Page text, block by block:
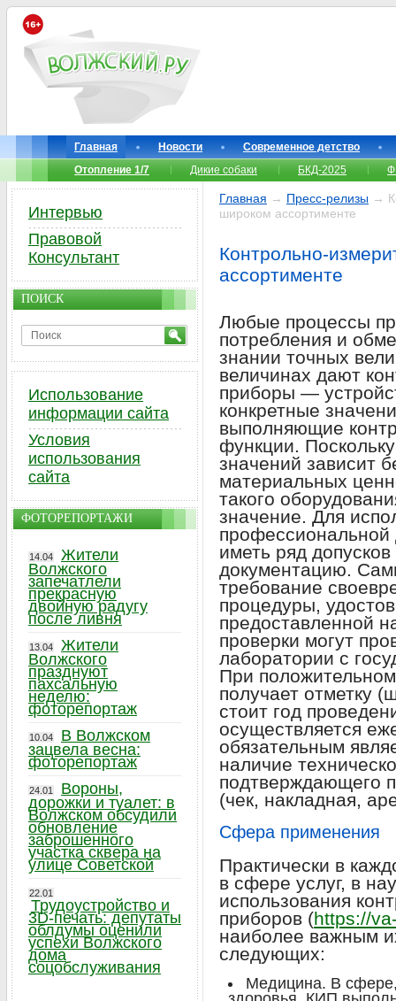
Главная Новости
Современное детство
Отопление 1/7
Дикие собаки БКД-2025
Главная → Пресс-релизы →
широком ассортименте
Контрольно-
ассортименте
Любые процессы
потребления и
знании точных
величинах дают
приборы —
конкретные
выполняющие
функции.
значений зависит
материальных
такого
значение. Для
иметь ряд
документацию.
требование
процедуры,
предоставленной
проверки могут
лаборатории с
При положительном
получает отметку
стоит год
осуществляется
обязательным
наличие
подтверждающего
(чек, накладная,
Сфера применения
Практически в
в сфере услуг, в
использования
приборов (https://
наиболее важным
следующих:
Медицина. В
Интервью
Правовой
Консультант
ПОИСК
Использование
информации сайта
Условия
использования
сайта
ФОТОРЕПОРТАЖИ
14.04
Жители
Волжского
запечатлели
прекрасную
двойную радугу
после ливня
13.04
Жители
Волжского
празднуют
пахсальную
неделю:
фоторепортаж
10.04
В Волжском
зацвела весна:
фоторепортаж
24.01
Вороны,
дорожки и туалет: в
Волжском обсудили
обновление
заброшенного
участка сквера на
улице Советской
22.01
Трудоустройство и
3D-печать: депутаты
облдумы оценили
успехи Волжского
дома
соцобслуживания